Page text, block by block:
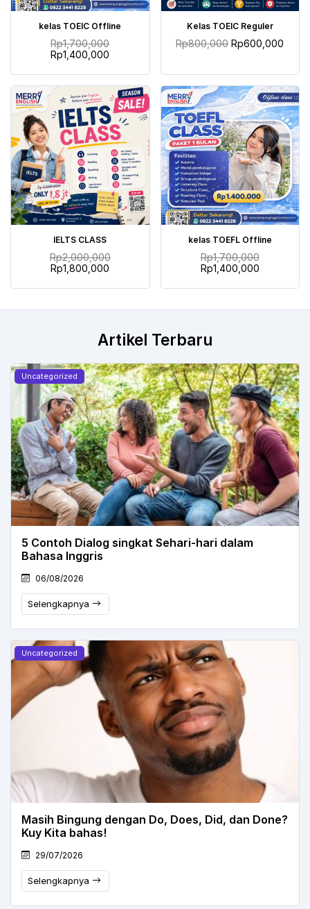
TAMBAH KE KERANJANG
kelas TOEIC Offline
Rp1,700,000
Rp1,400,000
TAMBAH KE KERANJANG
Kelas TOEIC Reguler
Rp800,000 Rp600,000
TAMBAH KE KERANJANG
IELTS CLASS
Rp2,000,000
Rp1,800,000
TAMBAH KE KERANJANG
kelas TOEFL Offline
Rp1,700,000
Rp1,400,000
Artikel Terbaru
Uncategorized
5 Contoh Dialog singkat Sehari-hari dalam
Bahasa Inggris
06/08/2026
Selengkapnya
Uncategorized
Masih Bingung dengan Do, Does, Did, dan Done?
Kuy Kita bahas!
29/07/2026
Selengkapnya